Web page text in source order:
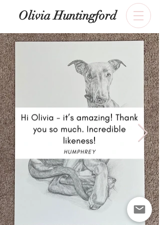
​Olivia Huntingford